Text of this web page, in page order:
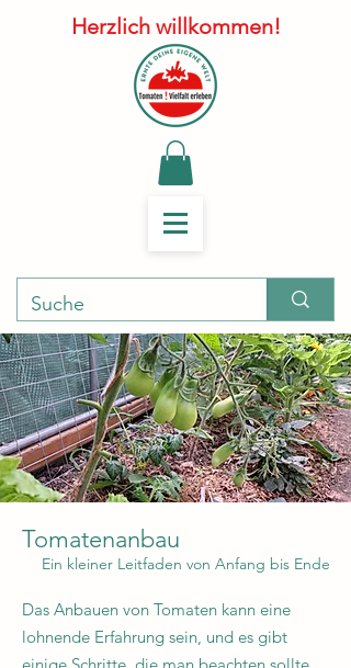
Herzlich willkommen!
Tomatenanbau
Ein kleiner Leitfaden von Anfang bis Ende
Das Anbauen von Tomaten kann eine
lohnende Erfahrung sein, und es gibt
einige Schritte, die man beachten sollte,